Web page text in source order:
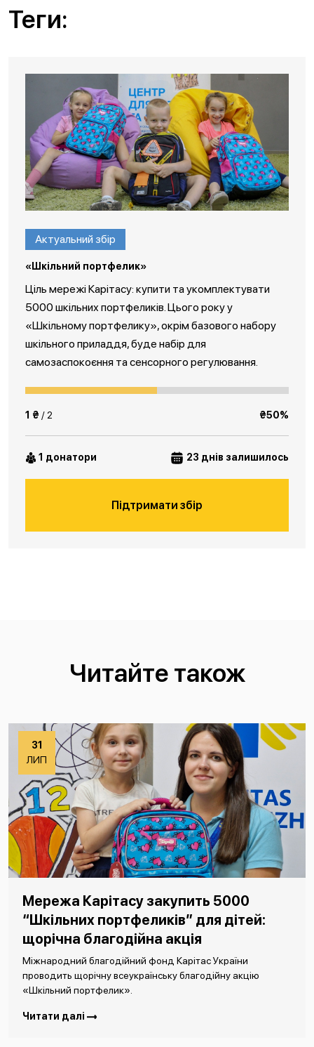
Теги:
Актуальний збір
«Шкільний портфелик»
Ціль мережі Карітасу: купити та укомплектувати
5000 шкільних портфеликів. Цього року у
«Шкільному портфелику», окрім базового набору
шкільного приладдя, буде набір для
самозаспокоєння та сенсорного регулювання.
1 ₴ / 2 ₴50%
1 донатори 23 днів залишилось
Підтримати збір
Читайте також
31
ЛИП
Мережа Карітасу закупить 5000
“Шкільних портфеликів” для дітей:
щорічна благодійна акція
Міжнародний благодійний фонд Карітас України
проводить щорічну всеукраїнську благодійну акцію
«Шкільний портфелик».
Читати далі